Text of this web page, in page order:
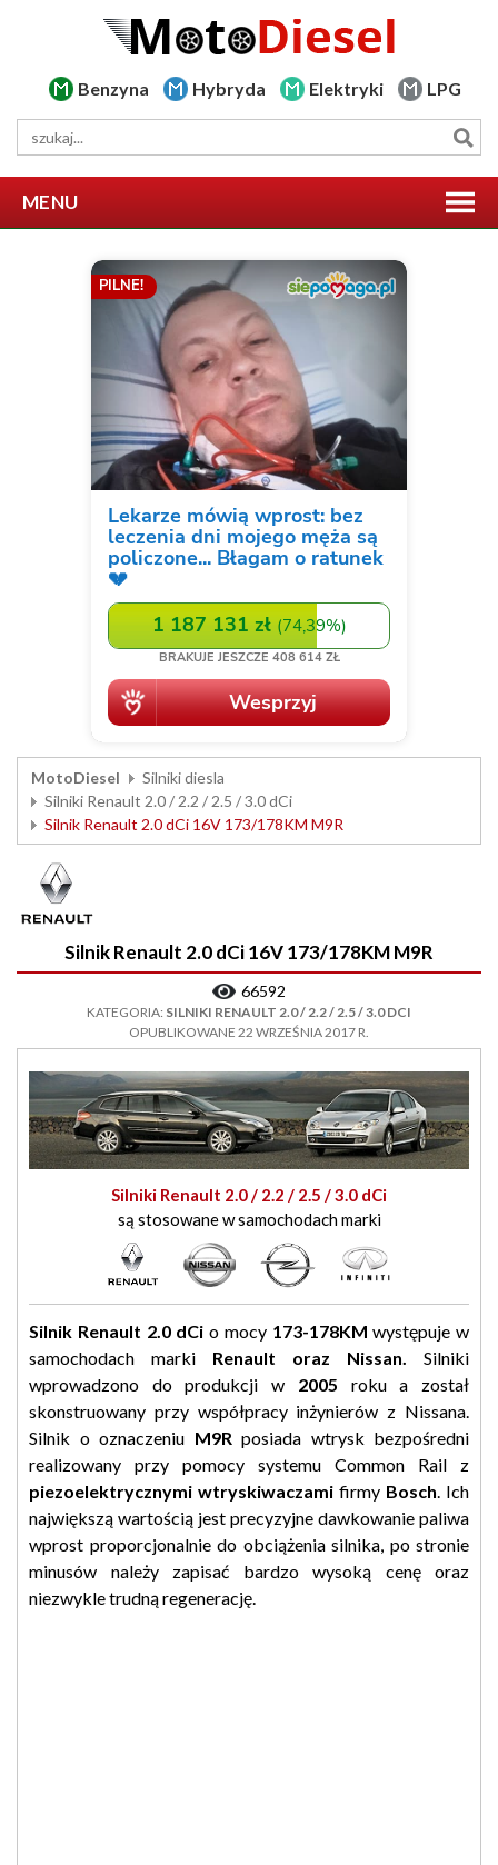
Benzyna Hybryda Elektryki LPG
MENU
MotoDiesel
Silniki diesla
Silniki Renault 2.0 / 2.2 / 2.5 / 3.0 dCi
Silnik Renault 2.0 dCi 16V 173/178KM M9R
Silnik Renault 2.0 dCi 16V 173/178KM M9R
66592
KATEGORIA: SILNIKI RENAULT 2.0 / 2.2 / 2.5 / 3.0 DCI
OPUBLIKOWANE 22 WRZEŚNIA 2017 R.
Silniki Renault 2.0 / 2.2 / 2.5 / 3.0 dCi
są stosowane w samochodach marki
Silnik Renault 2.0 dCi o mocy173-178KMwystępuje w
samochodach marki Renault oraz Nissan. Silniki
wprowadzono do produkcji w 2005 roku a został
skonstruowany przy współpracy inżynierów z Nissana.
Silnik o oznaczeniu M9R posiada wtrysk bezpośredni
realizowany przy pomocy systemu Common Rail z
piezoelektrycznymi wtryskiwaczami firmy Bosch. Ich
największą wartością jest precyzyjne dawkowanie paliwa
wprost proporcjonalnie do obciążenia silnika, po stronie
minusów należy zapisać bardzo wysoką cenę oraz
niezwykle trudną regenerację.